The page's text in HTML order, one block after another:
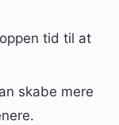
tid til at
skabe mere